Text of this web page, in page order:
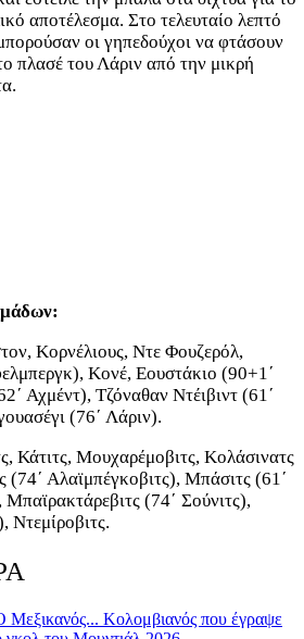
αποτέλεσμα. Στο τελευταίο λεπτό
οι γηπεδούχοι να φτάσουν
πλασέ του Λάριν από την μικρή
Κορνέλιους, Ντε Φουζερόλ,
Κονέ, Εουστάκιο (90+1΄
Αχμέντ), Τζόναθαν Ντέιβιντ (61΄
(76΄ Λάριν).
Κάτιτς, Μουχαρέμοβιτς, Κολάσινατς
(74΄ Αλαϊμπέγκοβιτς), Μπάσιτς (61΄
Μπαϊρακτάρεβιτς (74΄ Σούνιτς),
Ντεμίροβιτς.
Μεξικανός... Κολομβιανός που έγραψε